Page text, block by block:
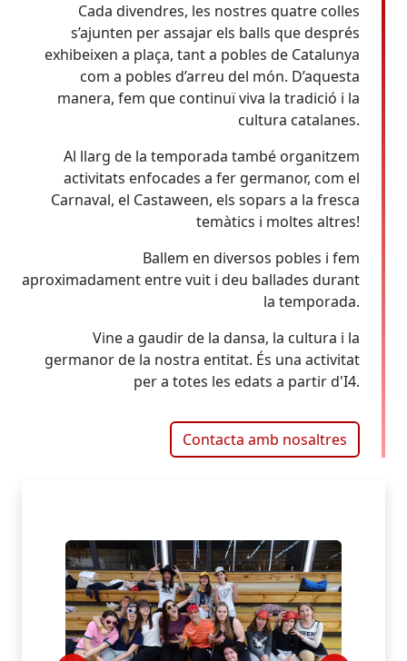
Cada divendres, les nostres quatre colles
s’ajunten per assajar els balls que després
exhibeixen a plaça, tant a pobles de Catalunya
com a pobles d’arreu del món. D’aquesta
manera, fem que continuï viva la tradició i la
cultura catalanes.
Al llarg de la temporada també organitzem
activitats enfocades a fer germanor, com el
Carnaval, el Castaween, els sopars a la fresca
temàtics i moltes altres!
Ballem en diversos pobles i fem
aproximadament entre vuit i deu ballades durant
la temporada.
Vine a gaudir de la dansa, la cultura i la
germanor de la nostra entitat. És una activitat
per a totes les edats a partir d'I4.
Contacta amb nosaltres